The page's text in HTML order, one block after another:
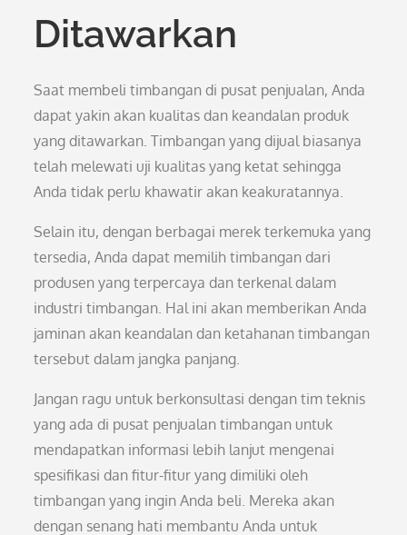
Ditawarkan
Saat membeli timbangan di pusat penjualan, Anda
dapat yakin akan kualitas dan keandalan produk
yang ditawarkan. Timbangan yang dijual biasanya
telah melewati uji kualitas yang ketat sehingga
Anda tidak perlu khawatir akan keakuratannya.
Selain itu, dengan berbagai merek terkemuka yang
tersedia, Anda dapat memilih timbangan dari
produsen yang terpercaya dan terkenal dalam
industri timbangan. Hal ini akan memberikan Anda
jaminan akan keandalan dan ketahanan timbangan
tersebut dalam jangka panjang.
Jangan ragu untuk berkonsultasi dengan tim teknis
yang ada di pusat penjualan timbangan untuk
mendapatkan informasi lebih lanjut mengenai
spesifikasi dan fitur-fitur yang dimiliki oleh
timbangan yang ingin Anda beli. Mereka akan
dengan senang hati membantu Anda untuk